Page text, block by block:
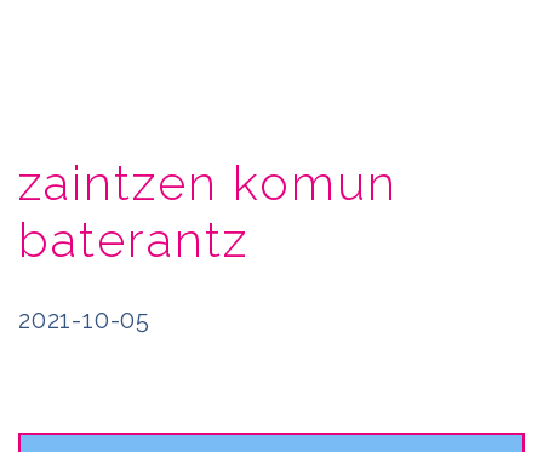
zaintzen komun
baterantz
2021-10-05